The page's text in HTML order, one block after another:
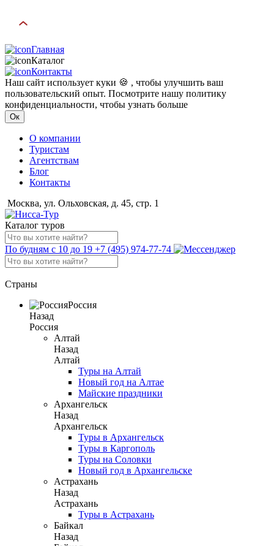
Главная
Каталог
Контакты
Наш сайт использует куки 🍪 , чтобы улучшить ваш
пользовательский опыт. Посмотрите нашу политику
конфиденциальности, чтобы узнать больше
Ок
О компании
Туристам
Агентствам
Блог
Контакты
Москва, ул. Ольховская, д. 45, стр. 1
Каталог туров
По будням с 10 до 19 +7 (495) 974-77-74
Страны
Россия
Назад
Россия
Алтай
Назад
Алтай
Туры на Алтай
Новый год на Алтае
Майские праздники
Архангельск
Назад
Архангельск
Туры в Архангельск
Туры в Каргополь
Туры на Соловки
Новый год в Архангельске
Астрахань
Назад
Астрахань
Туры в Астрахань
Байкал
Назад